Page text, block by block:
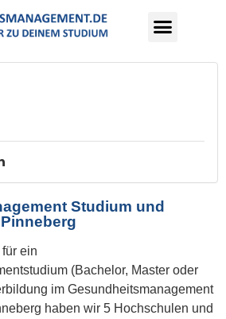
Studium und
ein
(Bachelor, Master oder
im Gesundheitsmanagement
haben wir 5 Hochschulen und